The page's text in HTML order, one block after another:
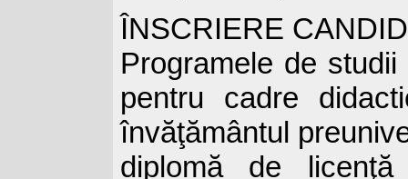
ÎNSCRIERE
Programele de
pentru cadre
învăţământul
diplomă de